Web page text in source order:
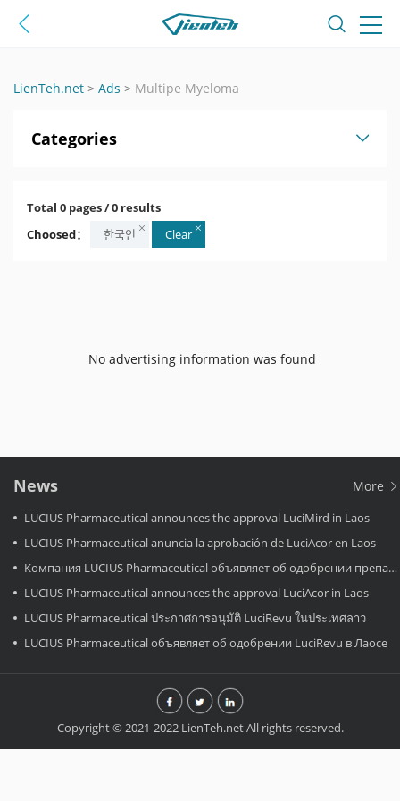
LienTeh.net > Ads > Multipe Myeloma
Categories
Total 0 pages / 0 results
Choosed：
한국인 Clear
No advertising information was found
News More
LUCIUS Pharmaceutical announces the approval LuciMird in Laos
LUCIUS Pharmaceutical anuncia la aprobación de LuciAcor en Laos
Компания LUCIUS Pharmaceutical объявляет об одобрении препарата LuciAcor в Лаосе.
LUCIUS Pharmaceutical announces the approval LuciAcor in Laos
LUCIUS Pharmaceutical ประกาศการอนุมัติ LuciRevu ในประเทศลาว
LUCIUS Pharmaceutical объявляет об одобрении LuciRevu в Лаосе
Copyright © 2021-2022 LienTeh.net All rights reserved.